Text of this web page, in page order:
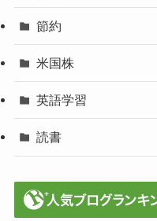
節約
米国株
英語学習
読書